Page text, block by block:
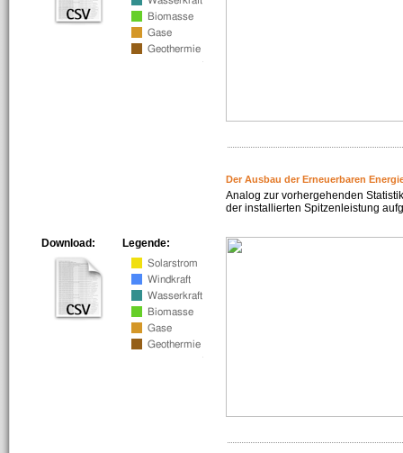
Der Ausbau der Erneuerbaren
Analog zur vorhergehenden
der installierten Spitzenleistung
Legende:
Download: